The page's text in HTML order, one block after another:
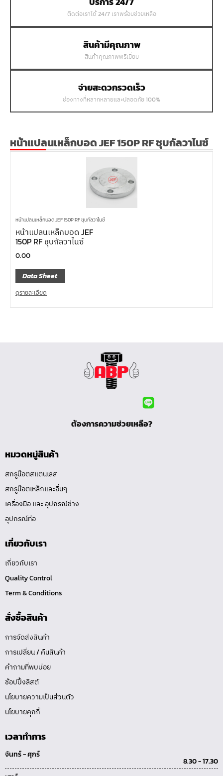
ติดต่อเราได้ 24/7 เราพร้อมช่วยเหลือ
สินค้ามีคุณภาพ
สินค้าคุณภาพพรีเมี่ยม
จ่ายสะดวกรวดเร็ว
ช่องทางที่หลากหลายและปลอดภัย 100%
หน้าแปลนเหล็กบอด JEF 150P RF ชุบกัลวาไนซ์
หน้าแปลนเหล็กบอด JEF 150P RF ชุบกัลวาไนซ์
หน้าแปลนเหล็กบอด JEF
150P RF ชุบกัลวาไนซ์
0.00
Data Sheet
ดูรายละเอียด
ต้องการความช่วยเหลือ?
หมวดหมู่สินค้า
สกรูน๊อตสแตนเลส
สกรูน๊อตเหล็กและอื่นๆ
เครื่องมือ และ อุปกรณ์ช่าง
อุปกรณ์ท่อ
เกี่ยวกับเรา
เกี่ยวกับเรา
Quality Control
Term & Conditions
สั่งซื้อสินค้า
การจัดส่งสินค้า
การเปลี่ยน / คืนสินค้า
คำถามที่พบบ่อย
ช้อปปิ้งลิสต์
นโยบายความเป็นส่วนตัว
นโยบายคุกกี้
เวลาทำการ
จันทร์ - ศุกร์
8.30 - 17.30